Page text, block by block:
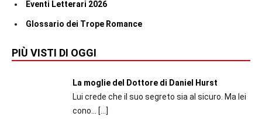
Eventi Letterari 2026
Glossario dei Trope Romance
PIÙ VISTI DI OGGI
La moglie del Dottore di Daniel Hurst
Lui crede che il suo segreto sia al sicuro. Ma lei
cono...
[…]